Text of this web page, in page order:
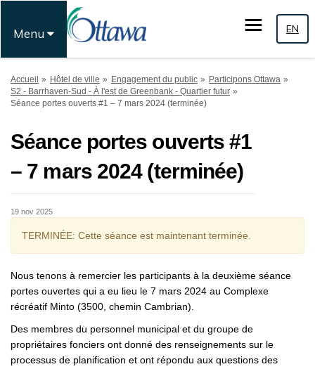
Menu EN
Vous êtes ici:
Accueil Hôtel de ville Engagement du public
Participons Ottawa
S2 - Barrhaven-Sud - À l'est de Greenbank - Quartier futur
Séance portes ouverts #1 – 7 mars 2024 (terminée)
Séance portes ouverts #1
– 7 mars 2024 (terminée)
19 nov 2025
TERMINÉE: Cette séance est maintenant terminée.
Nous tenons à remercier les participants à la deuxième séance
portes ouvertes qui a eu lieu le 7 mars 2024 au Complexe
récréatif Minto (3500, chemin Cambrian).
Des membres du personnel municipal et du groupe de
propriétaires fonciers ont donné des renseignements sur le
processus de planification et ont répondu aux questions des